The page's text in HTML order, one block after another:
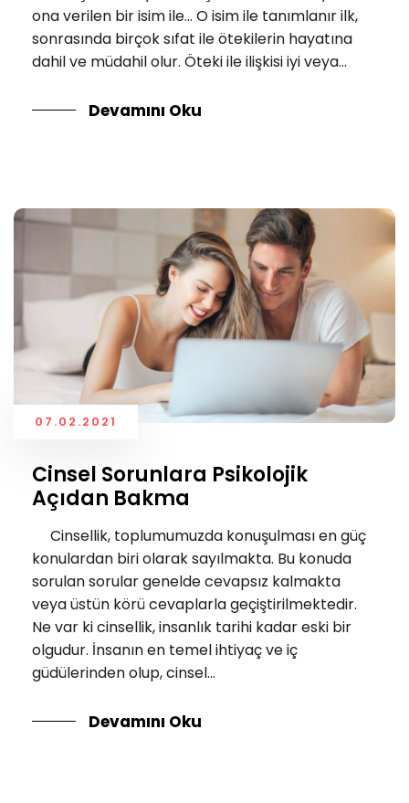
ona verilen bir isim ile... O isim ile tanımlanır ilk,
sonrasında birçok sıfat ile ötekilerin hayatına
dahil ve müdahil olur. Öteki ile ilişkisi iyi veya...
Devamını Oku
07.02.2021
Cinsel Sorunlara Psikolojik
Açıdan Bakma
Cinsellik, toplumumuzda konuşulması en güç
konulardan biri olarak sayılmakta. Bu konuda
sorulan sorular genelde cevapsız kalmakta
veya üstün körü cevaplarla geçiştirilmektedir.
Ne var ki cinsellik, insanlık tarihi kadar eski bir
olgudur. İnsanın en temel ihtiyaç ve iç
güdülerinden olup, cinsel...
Devamını Oku